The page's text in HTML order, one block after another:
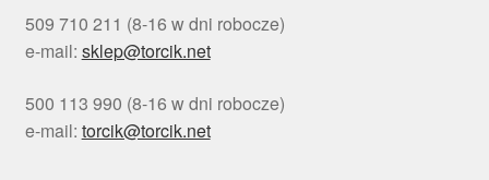
509 710 211 (8-16 w dni robocze)
e-mail: sklep@torcik.net
500 113 990 (8-16 w dni robocze)
e-mail: torcik@torcik.net